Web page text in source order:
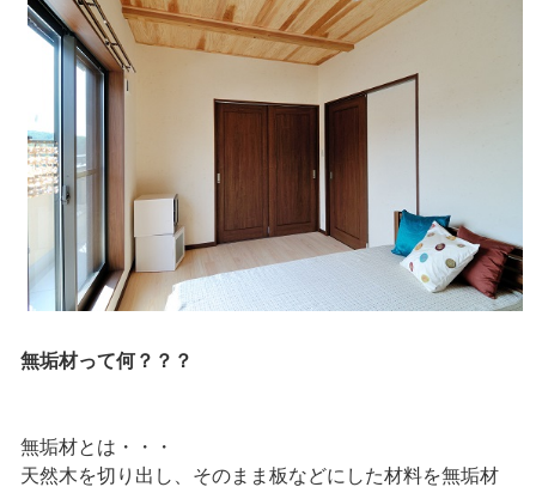
無垢材って何？？？
無垢材とは・・・
天然木を切り出し、そのまま板などにした材料を無垢材